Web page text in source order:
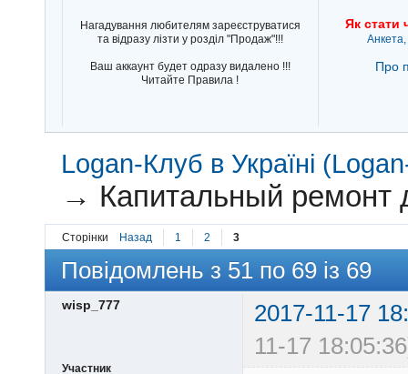
Нагадування любителям зареєструватися
та відразу лізти у розділ "Продаж"!!!
Ваш аккаунт будет одразу видалено !!!
Читайте Правила !
Як стати
Про
Logan-Клуб в Україні
→ Капитальный ремонт
Сторінки Назад 1 2 3
Повідомлень з 51 по 69 із 69
wisp_777
2017-11-17
11-17
Участник